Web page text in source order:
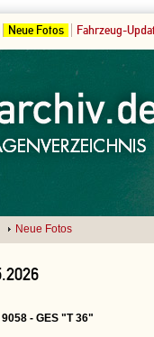
Neue Fotos Fahrzeug-
Neue Fotos
- GES "T 36"